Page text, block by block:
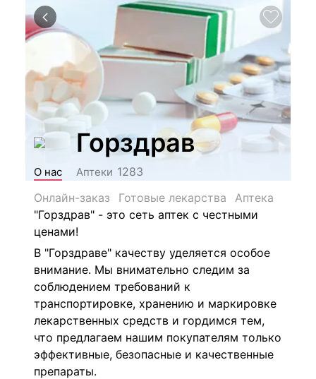
Горздрав
О нас Аптеки 1283
Онлайн-заказ
Готовые лекарства
Аптека
"Горздрав" - это сеть аптек с честными
ценами!
В "Горздраве" качеству уделяется особое
внимание. Мы внимательно следим за
соблюдением требований к
транспортировке, хранению и маркировке
лекарственных средств и гордимся тем,
что предлагаем нашим покупателям только
эффективные, безопасные и качественные
препараты.